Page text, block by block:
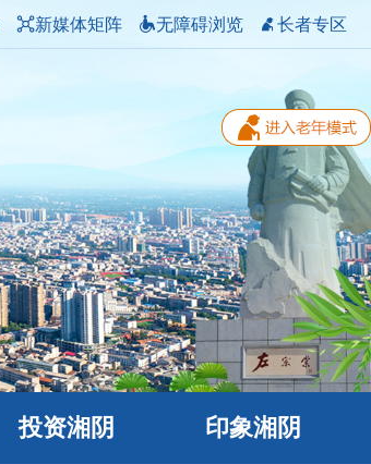
新媒体矩阵 无障碍浏览 长者专区
投资湘阴 印象湘阴